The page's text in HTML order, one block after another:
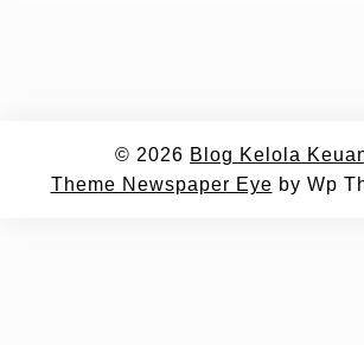
© 2026 Blog Kelola
Theme Newspaper Eye by Wp